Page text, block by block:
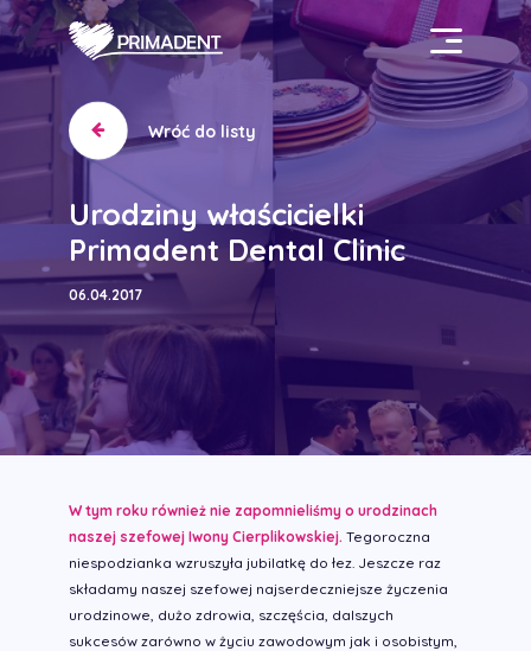
Urodziny właścicielki
Primadent Dental Clinic
Wróć do listy
06.04.2017
W tym roku również nie zapomnieliśmy o urodzinach
naszej szefowej Iwony Cierplikowskiej. Tegoroczna
niespodzianka wzruszyła jubilatkę do łez. Jeszcze raz
składamy naszej szefowej najserdeczniejsze życzenia
urodzinowe, dużo zdrowia, szczęścia, dalszych
sukcesów zarówno w życiu zawodowym jak i osobistym,